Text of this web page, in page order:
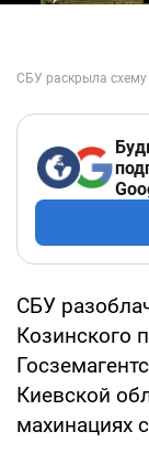
СБУ
Козинского
Киевской
махинациях